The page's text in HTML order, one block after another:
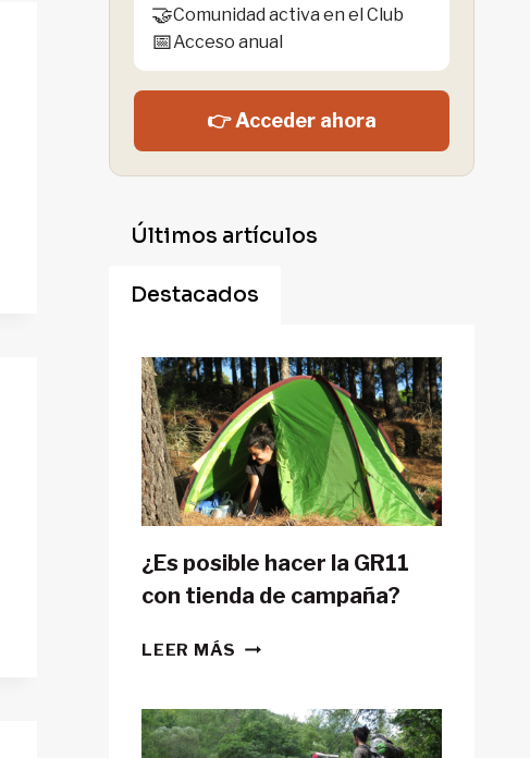
🤝Comunidad activa en el Club
📅Acceso anual
👉 Acceder ahora
Últimos artículos
Destacados
¿Es posible hacer la GR11
con tienda de campaña?
LEER MÁS ¿ES
LA
GR11